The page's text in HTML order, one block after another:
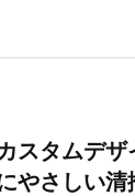
スタムデ
やさしい清